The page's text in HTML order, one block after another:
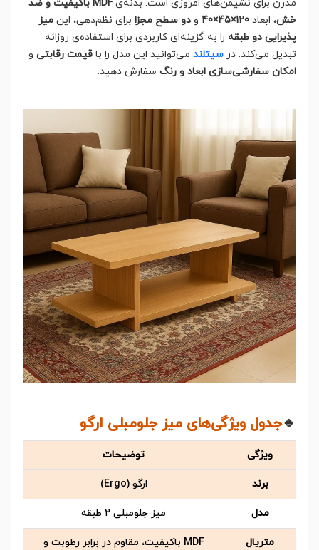
مدرن برای نشیمن‌های امروزی است. بدنه‌ی
MDF باکیفیت و ضد
خش، ابعاد 120×45×40 و دو سطح مجزا برای نظم‌دهی، این میز
پذیرایی دو طبقه را به گزینه‌ای کاربردی برای استفاده‌ی روزانه
تبدیل می‌کند. در سیتلند می‌توانید این مدل را با قیمت رقابتی و
امکان سفارشی‌سازی ابعاد و رنگ سفارش دهید.
🔹جدول ویژگی‌های میز جلومبلی ارگو
ویژگی توضیحات
برند ارگو (Ergo)
مدل میز جلومبلی ۲ طبقه
متریال
MDF باکیفیت، مقاوم در برابر رطوبت و